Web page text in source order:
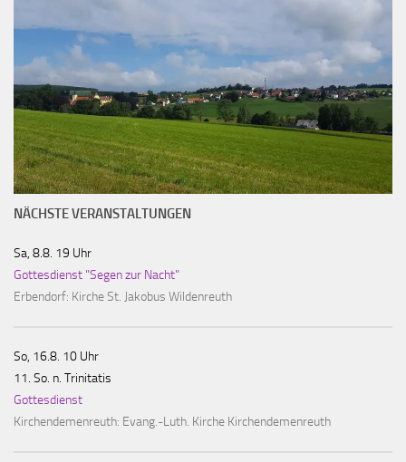
NÄCHSTE VERANSTALTUNGEN
Sa, 8.8. 19 Uhr
Gottesdienst "Segen zur Nacht"
Erbendorf: Kirche St. Jakobus Wildenreuth
So, 16.8. 10 Uhr
11. So. n. Trinitatis
Gottesdienst
Kirchendemenreuth: Evang.-Luth. Kirche Kirchendemenreuth